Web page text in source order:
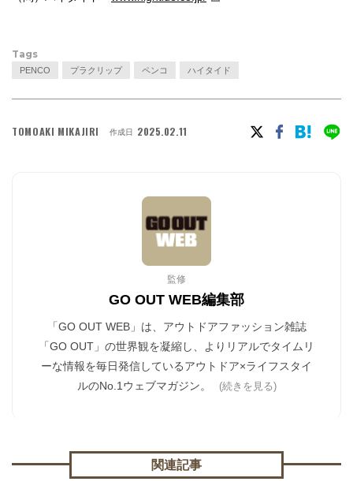
Tags
PENCO プラクリップ ペンコ ハイタイド
TOMOAKI MIKAJIRI 作成日 2025.02.11
監修
GO OUT WEB編集部
「GO OUT WEB」は、アウトドアファッション雑誌
「GO OUT」の世界観を凝縮し、よりリアルでタイムリ
ーな情報を毎日発信しているアウトドア×ライフスタイ
ルのNo.1ウェブマガジン。
(続きを見る)
関連記事